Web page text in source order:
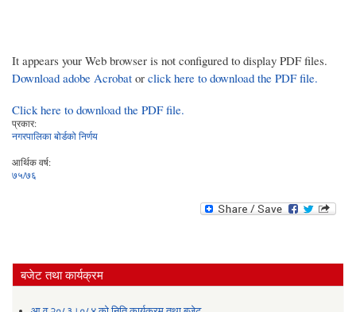
It appears your Web browser is not configured to display PDF files.
Download adobe Acrobat or click here to download the PDF file.
Click here to download the PDF file.
प्रकार:
नगरपालिका बोर्डको निर्णय
आर्थिक वर्ष:
७५/७६
बजेट तथा कार्यक्रम